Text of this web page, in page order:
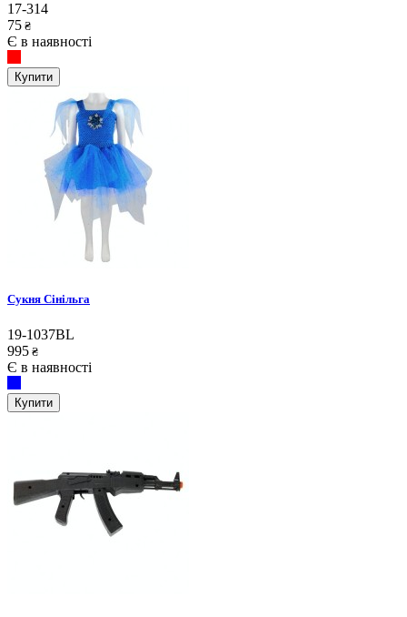
17-314
75 ₴
Є в наявності
Купити
Сукня Сінільга
19-1037BL
995 ₴
Є в наявності
Купити